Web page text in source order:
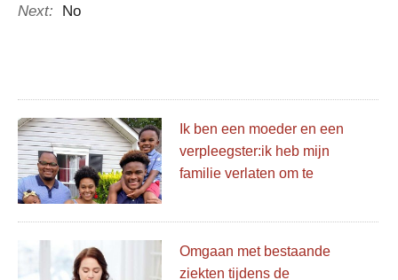
Next: No
Ik ben een moeder en een
verpleegster:ik heb mijn
familie verlaten om te
Omgaan met bestaande
ziekten tijdens de